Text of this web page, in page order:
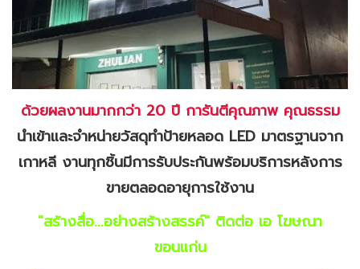
ด้วยผลงานมากกว่า 20 ปี การันตีคุณภาพ คุณธรรม
นำเข้าและจำหน่ายวัสดุทำป้ายหลอด LED มาตรฐานจาก
เกาหลี งานทุกชิ้นมีการรับประกันพร้อมบริการหลังการ
ขายตลอดอายุการใช้งาน
"สร้างสื่อ...อย่างสร้างสรรค์" ติดต่อ เอ โฆษณา
ขอนแก่น